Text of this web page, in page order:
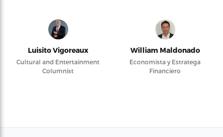
Luisito Vigoreaux
Cultural and Entertainment
Columnist
William Maldonado
Economista y Estratega
Financiero